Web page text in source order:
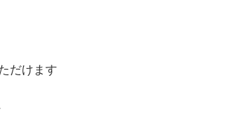
だけます